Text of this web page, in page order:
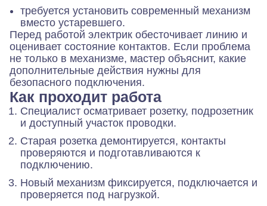
требуется установить современный механизм
вместо устаревшего.
Перед работой электрик обесточивает линию и
оценивает состояние контактов. Если проблема
не только в механизме, мастер объяснит, какие
дополнительные действия нужны для
безопасного подключения.
Как проходит работа
Специалист осматривает розетку, подрозетник
и доступный участок проводки.
Старая розетка демонтируется, контакты
проверяются и подготавливаются к
подключению.
Новый механизм фиксируется, подключается и
проверяется под нагрузкой.